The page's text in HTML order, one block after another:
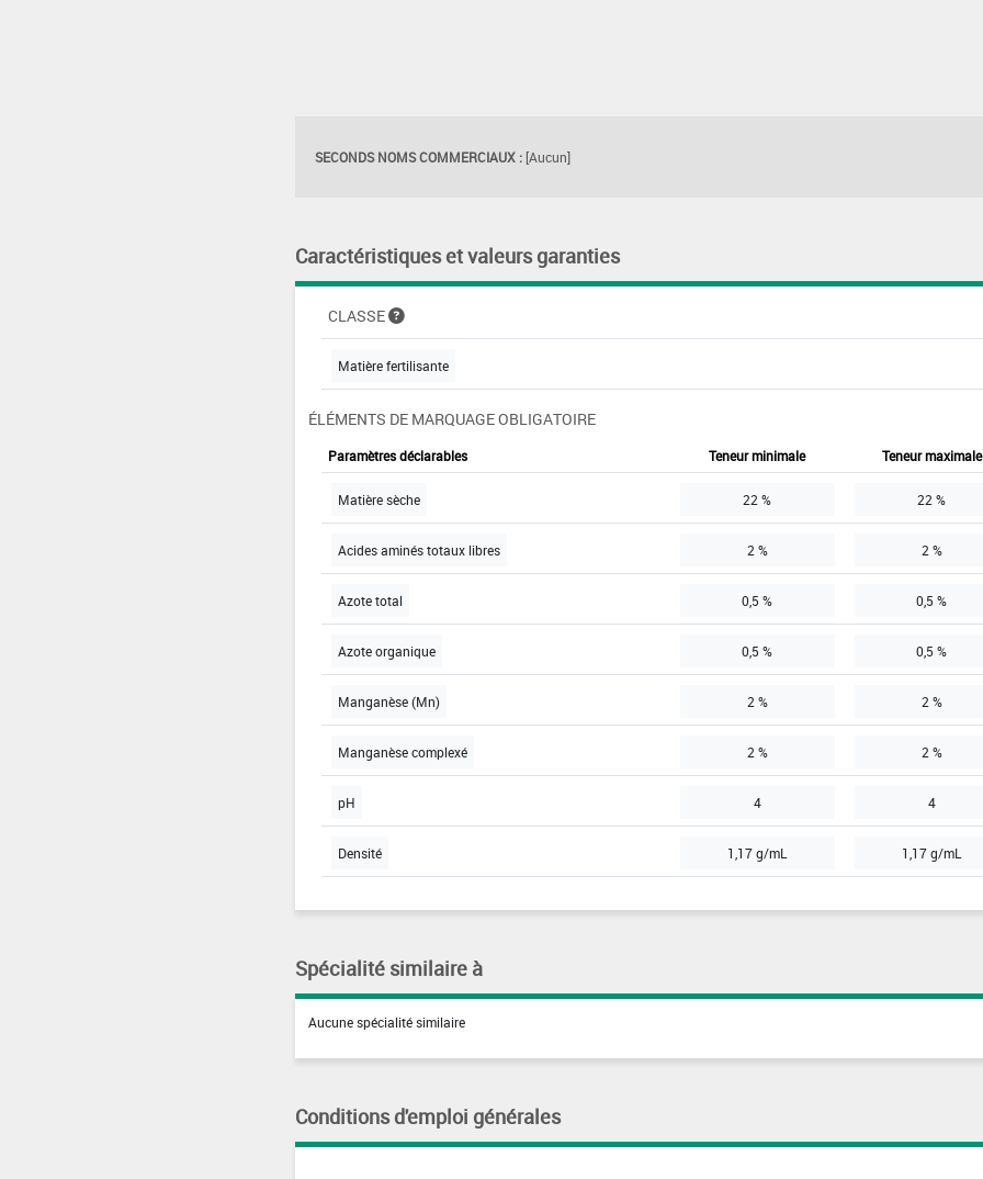
SECONDS NOMS COMMERCIAUX : [Aucun]
Caractéristiques et valeurs garanties
CLASSE
Matière fertilisante
ÉLÉMENTS DE MARQUAGE OBLIGATOIRE
Paramètres déclarables Teneur minimale Teneur maximale
Matière sèche 22 % 22 %
Acides aminés totaux libres 2 % 2 %
Azote total 0,5 % 0,5 %
Azote organique 0,5 % 0,5 %
Manganèse (Mn) 2 % 2 %
Manganèse complexé 2 % 2 %
pH 4 4
Densité 1,17 g/mL 1,17 g/mL
Spécialité similaire à
Aucune spécialité similaire
Conditions d'emploi générales